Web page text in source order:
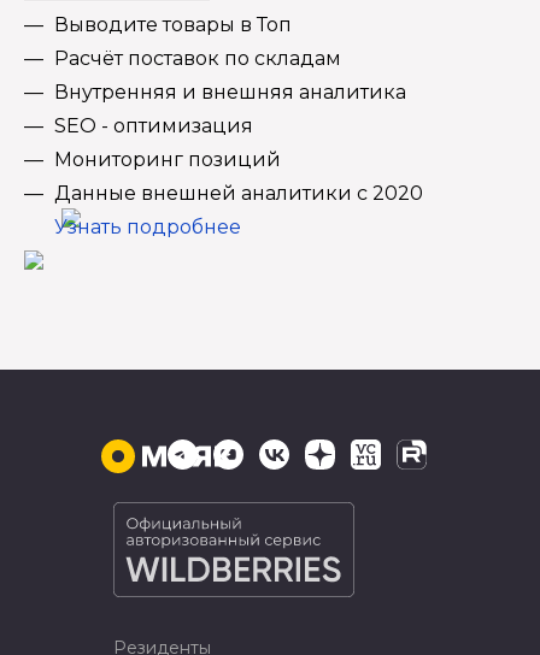
Выводите товары в Топ
Расчёт поставок по складам
Внутренняя и внешняя аналитика
SEO - оптимизация
Мониторинг позиций
Данные внешней аналитики с 2020
Узнать подробнее
Резиденты